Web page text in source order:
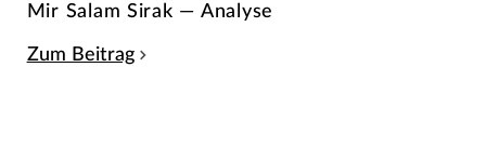
Mir Salam Sirak — Analyse
Zum Beitrag